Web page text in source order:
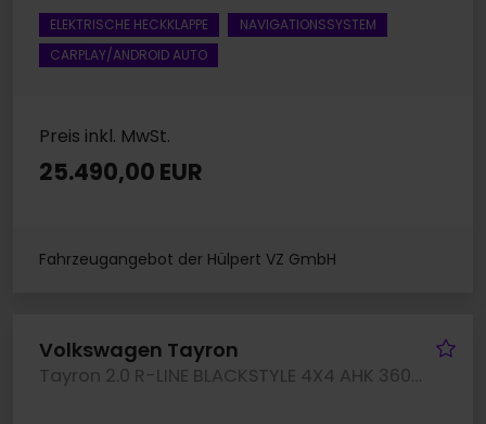
ELEKTRISCHE HECKKLAPPE
NAVIGATIONSSYSTEM
CARPLAY/ANDROID AUTO
Preis inkl. MwSt.
25.490,00 EUR
Fahrzeugangebot der Hülpert VZ GmbH
Volkswagen Tayron
Tayron 2.0 R-LINE BLACKSTYLE 4X4 AHK 360CAM LM20